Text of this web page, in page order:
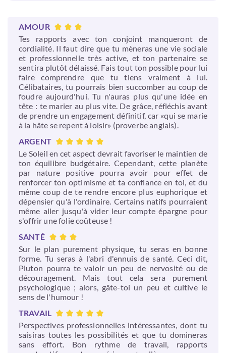
AMOUR
Tes rapports avec ton conjoint manqueront de
cordialité. Il faut dire que tu mèneras une vie sociale
et professionnelle très active, et ton partenaire se
sentira plutôt délaissé. Fais tout ton possible pour lui
faire comprendre que tu tiens vraiment à lui.
Célibataires, tu pourrais bien succomber au coup de
foudre aujourd'hui. Tu n'auras plus qu'une idée en
tête : te marier au plus vite. De grâce, réfléchis avant
de prendre un engagement définitif, car «qui se marie
à la hâte se repent à loisir» (proverbe anglais).
ARGENT
Le Soleil en cet aspect devrait favoriser le maintien de
ton équilibre budgétaire. Cependant, cette planète
par nature positive pourra avoir pour effet de
renforcer ton optimisme et ta confiance en toi, et du
même coup de te rendre encore plus euphorique et
dépensier qu'à l'ordinaire. Certains natifs pourraient
même aller jusqu'à vider leur compte épargne pour
s'offrir une folie coûteuse !
SANTÉ
Sur le plan purement physique, tu seras en bonne
forme. Tu seras à l'abri d'ennuis de santé. Ceci dit,
Pluton pourra te valoir un peu de nervosité ou de
découragement. Mais tout cela sera purement
psychologique ; alors, gâte-toi un peu et cultive le
sens de l'humour !
TRAVAIL
Perspectives professionnelles intéressantes, dont tu
saisiras toutes les possibilités et que tu domineras
sans effort. Bon rythme de travail, rapports